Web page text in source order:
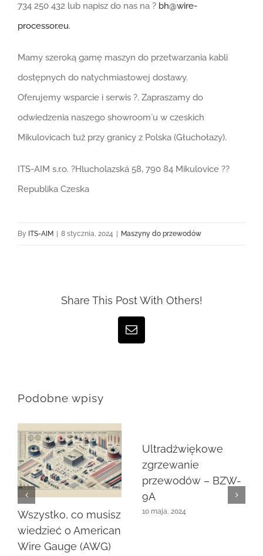
734 250 432 lub napisz do nas na ? bh@wire-
processor.eu.
Mamy szeroką gamę maszyn do przetwarzania kabli
dostępnych do natychmiastowej dostawy.
Oferujemy wsparcie i serwis ?️. Zapraszamy do
odwiedzenia naszego showroom`u w czeskich
Mikulovicach tuż przy granicy z Polska (Głuchołazy).
ITS-AIM s.r.o. ?Hlucholazská 58, 790 84 Mikulovice ??
Republika Czeska
By ITS-AIM 8 stycznia, 2024 Maszyny do przewodów
Share This Post With Others!
Email
Podobne wpisy
Wszystko, co musisz
wiedzieć o American
Wire Gauge (AWG)
Ultradźwiękowe
zgrzewanie
przewodów – BZW-
9A
10 maja, 2024